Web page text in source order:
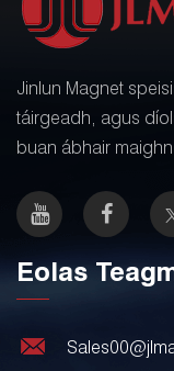
Jinlun Magnet
táirgeadh, agus
buan ábhair
Eolas